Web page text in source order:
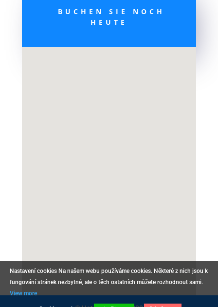
BUCHEN SIE NOCH
HEUTE
Nastavení cookies Na našem webu používáme cookies. Některé z nich jsou k
fungování stránek nezbytné, ale o těch ostatních můžete rozhodnout sami.
View more